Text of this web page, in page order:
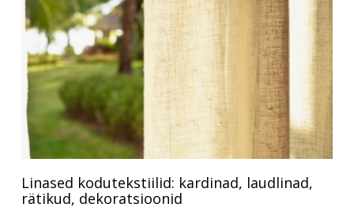
Linased kodutekstiilid: kardinad, laudlinad,
rätikud, dekoratsioonid